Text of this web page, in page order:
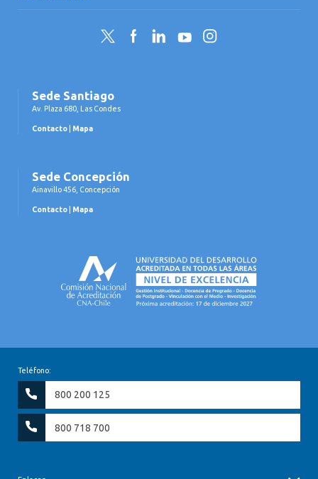
Twitter FacebookLinkedInYouTubeInstagram
Sede Santiago
Av. Plaza 680, Las Condes
Contacto Mapa
Sede Concepción
Ainavillo 456, Concepción
Contacto Mapa
Teléfono:
800 200 125
800 718 700